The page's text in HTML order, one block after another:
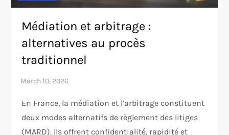
Médiation et arbitrage :
alternatives au procès
traditionnel
En France, la médiation et l’arbitrage constituent
deux modes alternatifs de règlement des litiges
(MARD). Ils offrent confidentialité, rapidité et